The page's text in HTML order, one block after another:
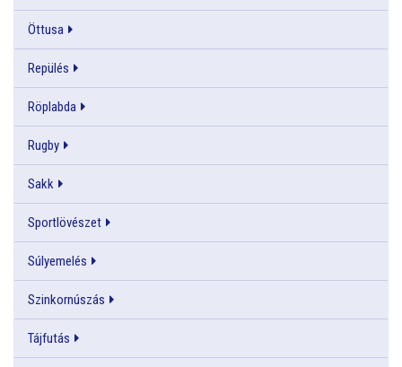
Öttusa
Repülés
Röplabda
Rugby
Sakk
Sportlövészet
Súlyemelés
Szinkornúszás
Tájfutás